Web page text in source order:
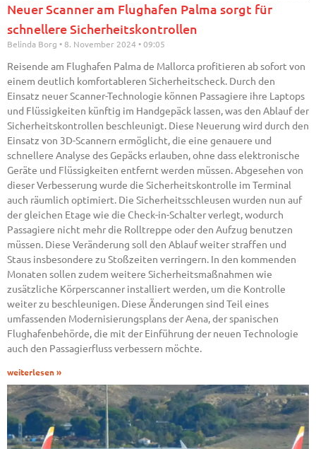
Neuer Scanner am Flughafen Palma sorgt für
schnellere Sicherheitskontrollen
Belinda Borg 8. November 2024 09:05
Reisende am Flughafen Palma de Mallorca profitieren ab sofort von
einem deutlich komfortableren Sicherheitscheck. Durch den
Einsatz neuer Scanner-Technologie können Passagiere ihre Laptops
und Flüssigkeiten künftig im Handgepäck lassen, was den Ablauf der
Sicherheitskontrollen beschleunigt. Diese Neuerung wird durch den
Einsatz von 3D-Scannern ermöglicht, die eine genauere und
schnellere Analyse des Gepäcks erlauben, ohne dass elektronische
Geräte und Flüssigkeiten entfernt werden müssen. Abgesehen von
dieser Verbesserung wurde die Sicherheitskontrolle im Terminal
auch räumlich optimiert. Die Sicherheitsschleusen wurden nun auf
der gleichen Etage wie die Check-in-Schalter verlegt, wodurch
Passagiere nicht mehr die Rolltreppe oder den Aufzug benutzen
müssen. Diese Veränderung soll den Ablauf weiter straffen und
Staus insbesondere zu Stoßzeiten verringern. In den kommenden
Monaten sollen zudem weitere Sicherheitsmaßnahmen wie
zusätzliche Körperscanner installiert werden, um die Kontrolle
weiter zu beschleunigen. Diese Änderungen sind Teil eines
umfassenden Modernisierungsplans der Aena, der spanischen
Flughafenbehörde, die mit der Einführung der neuen Technologie
auch den Passagierfluss verbessern möchte.
weiterlesen »